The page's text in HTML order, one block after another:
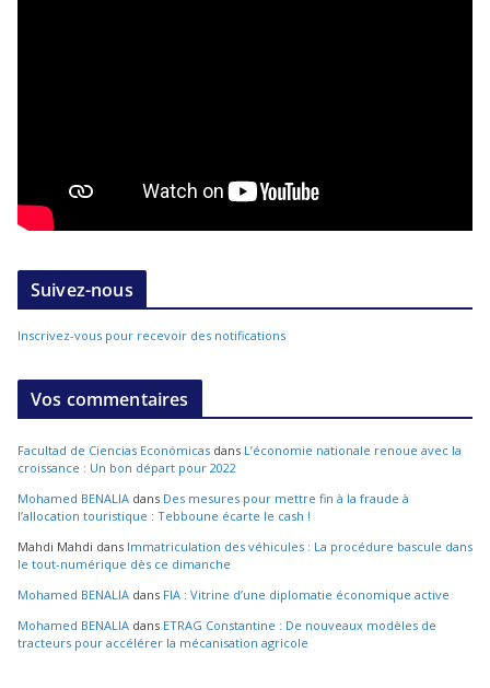
Suivez-nous
Inscrivez-vous pour recevoir des notifications
Vos commentaires
Facultad de Ciencias Económicas dans L’économie nationale renoue avec la
croissance : Un bon départ pour 2022
Mohamed BENALIA dans Des mesures pour mettre fin à la fraude à
l’allocation touristique : Tebboune écarte le cash !
Mahdi Mahdi dans Immatriculation des véhicules : La procédure bascule dans
le tout-numérique dès ce dimanche
Mohamed BENALIA dans FIA : Vitrine d’une diplomatie économique active
Mohamed BENALIA dans ETRAG Constantine : De nouveaux modèles de
tracteurs pour accélérer la mécanisation agricole